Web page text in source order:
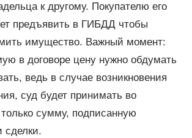
к другому. Покупателю его
предъявить в ГИБДД чтобы
имущество. Важный момент:
в договоре цену нужно обдумать
ведь в случае возникновения
суд будет принимать во
сумму, подписанную
сделки.